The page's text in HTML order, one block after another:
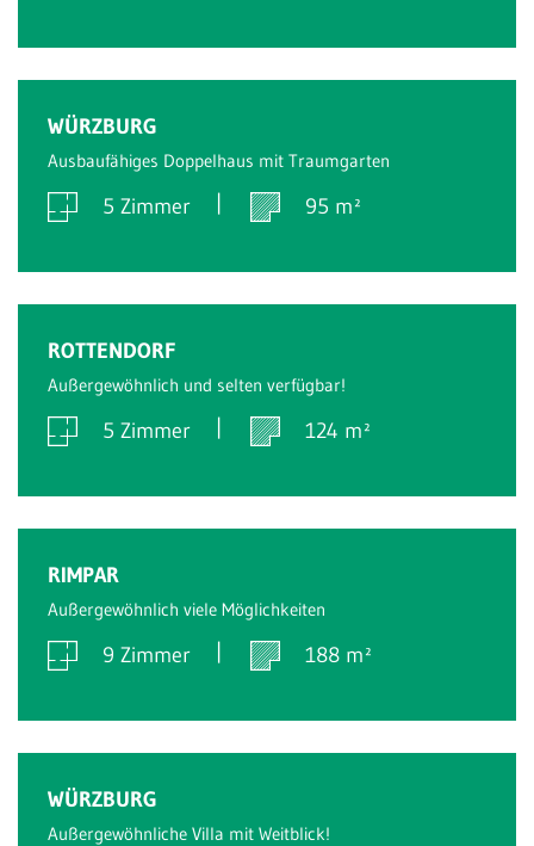
WÜRZBURG
Ausbaufähiges Doppelhaus mit Traumgarten
5 Zimmer 95 m²
ROTTENDORF
Außergewöhnlich und selten verfügbar!
5 Zimmer 124 m²
RIMPAR
Außergewöhnlich viele Möglichkeiten
9 Zimmer 188 m²
WÜRZBURG
Außergewöhnliche Villa mit Weitblick!